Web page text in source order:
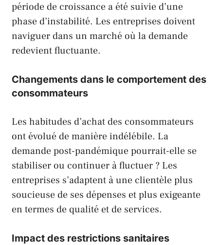
période de croissance a été suivie d’une
phase d’instabilité. Les entreprises doivent
naviguer dans un marché où la demande
redevient fluctuante.
Changements dans le comportement des
consommateurs
Les habitudes d’achat des consommateurs
ont évolué de manière indélébile. La
demande post-pandémique pourrait-elle se
stabiliser ou continuer à fluctuer ? Les
entreprises s’adaptent à une clientèle plus
soucieuse de ses dépenses et plus exigeante
en termes de qualité et de services.
Impact des restrictions sanitaires